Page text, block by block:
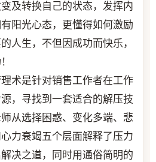
及转换自己的状态，发挥内
阳光心态，更懂得如何激励
人生，不但因成功而快乐，
是针对销售工作者在工作
，寻找到一套适合的解压技
从选择困惑、变化多端、悲
力衰竭五个层面解释了压力
决之道，同时用通俗简明的